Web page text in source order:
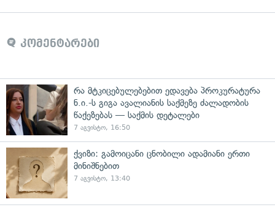
კომენტარები
რა მტკიცებულებებით ედავება პროკურატურა
ნ.ი.-ს გიგა ავალიანის საქმეზე ძალადობის
წაქეზებას — საქმის დეტალები
7 აგვისტო, 16:50
ქვიზი: გამოიცანი ცნობილი ადამიანი ერთი
მინიშნებით
7 აგვისტო, 13:40